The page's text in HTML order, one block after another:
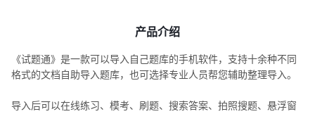
产品介绍
《试题通》是一款可以导入自己题库的手机软件，支持十余种不同
格式的文档自助导入题库，也可选择专业人员帮您辅助整理导入。
导入后可以在线练习、模考、刷题、搜索答案、拍照搜题、悬浮窗